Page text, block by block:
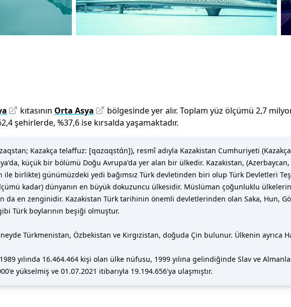
kıtasının Orta Asya bölgesinde yer alır. Toplam yüz ölçümü 2,7
şehirlerde, %37,6 ise kırsalda yaşamaktadır.
Kazakça telaffuz: [qɑzɑqstɑ́n]), resmî adıyla Kazakistan Cumhuriyeti
küçük bir bölümü Doğu Avrupa'da yer alan bir ülkedir. Kazakistan, (Azerbaycan,
birlikte) günümüzdeki yedi bağımsız Türk devletinden biri olup Türk Devletleri
kadar) dünyanın en büyük dokuzuncu ülkesidir. Müslüman çoğunluklu
da en zenginidir. Kazakistan Türk tarihinin önemli devletlerinden olan Saka, Hun,
Türk boylarının beşiği olmuştur.
Türkmenistan, Özbekistan ve Kırgızistan, doğuda Çin bulunur. Ülkenin ayrıca
1989 yılında 16.464.464 kişi olan ülke nüfusu, 1999 yılına gelindiğinde Slav ve
yükselmiş ve 01.07.2021 itibarıyla 19.194.656'ya ulaşmıştır.